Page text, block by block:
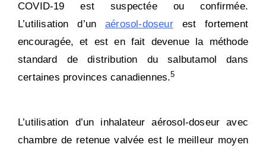
COVID-19 est suspectée ou confirmée.
L’utilisation d’unaérosol-doseurest fortement
encouragée, et est en fait devenue la méthode
standard de distribution du salbutamol dans
certaines provinces canadiennes.5
L’utilisation d’un inhalateur aérosol-doseur avec
chambre de retenue valvée est le meilleur moyen